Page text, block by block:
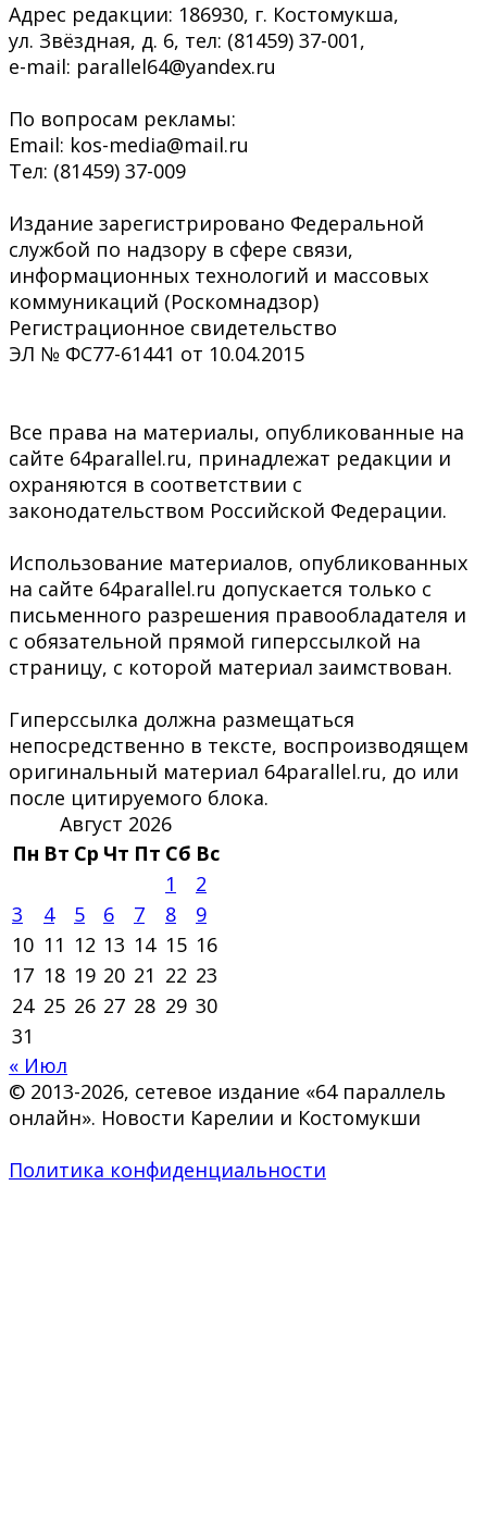
Адрес редакции: 186930, г. Костомукша,
ул. Звёздная, д. 6, тел: (81459) 37-001,
e-mail: parallel64@yandex.ru
По вопросам рекламы:
Email: kos-media@mail.ru
Тел: (81459) 37-009
Издание зарегистрировано Федеральной
службой по надзору в сфере связи,
информационных технологий и массовых
коммуникаций (Роскомнадзор)
Регистрационное свидетельство
ЭЛ № ФС77-61441 от 10.04.2015
Все права на материалы, опубликованные на
сайте 64parallel.ru, принадлежат редакции и
охраняются в соответствии с
законодательством Российской Федерации.
Использование материалов, опубликованных
на сайте 64parallel.ru допускается только с
письменного разрешения правообладателя и
с обязательной прямой гиперссылкой на
страницу, с которой материал заимствован.
Гиперссылка должна размещаться
непосредственно в тексте, воспроизводящем
оригинальный материал 64parallel.ru, до или
после цитируемого блока.
Август 2026
Пн Вт Ср Чт Пт Сб Вс
1
2
3
4 5 6 7 8
9
10 11 12 13 14 15 16
17 18 19 20 21 22 23
24 25 26 27 28 29 30
31
« Июл
© 2013-2026, сетевое издание «64 параллель
онлайн». Новости Карелии и Костомукши
Политика конфиденциальности